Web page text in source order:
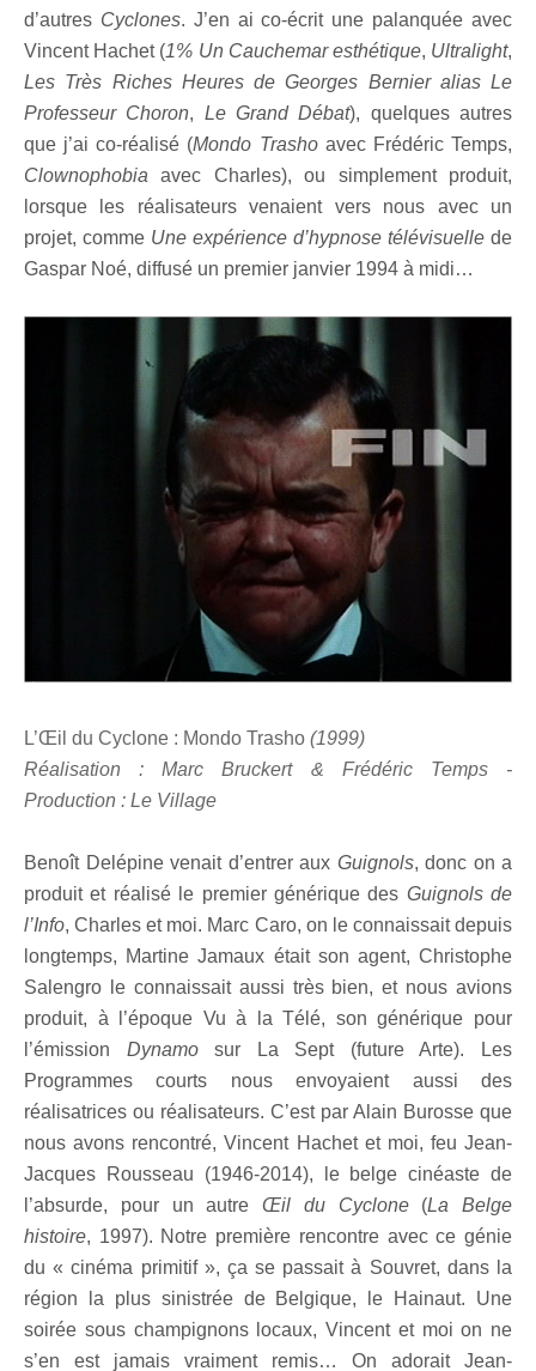
d’autres Cyclones. J’en ai co-écrit une palanquée avec
Vincent Hachet (1% Un Cauchemar esthétique, Ultralight,
Les Très Riches Heures de Georges Bernier alias Le
Professeur Choron, Le Grand Débat), quelques autres
que j’ai co-réalisé (Mondo Trashoavec Frédéric Temps,
Clownophobia avec Charles), ou simplement produit,
lorsque les réalisateurs venaient vers nous avec un
projet, comme Une expérience d’hypnose télévisuelle de
Gaspar Noé, diffusé un premier janvier 1994 à midi…
L’Œil du Cyclone : Mondo Trasho (1999)
Réalisation : Marc Bruckert & Frédéric Temps -
Production : Le Village
Benoît Delépine venait d’entrer aux Guignols, donc on a
produit et réalisé le premier générique des Guignols de
l’Info, Charles et moi. Marc Caro, on le connaissait depuis
longtemps, Martine Jamaux était son agent, Christophe
Salengro le connaissait aussi très bien, et nous avions
produit, à l’époque Vu à la Télé, son générique pour
l’émission Dynamosur La Sept (future Arte). Les
Programmes courts nous envoyaient aussi des
réalisatrices ou réalisateurs. C’est par Alain Burosse que
nous avons rencontré, Vincent Hachet et moi, feu Jean-
Jacques Rousseau (1946-2014), le belge cinéaste de
l’absurde, pour un autre Œil du Cyclone(La Belge
histoire, 1997). Notre première rencontre avec ce génie
du « cinéma primitif », ça se passait à Souvret, dans la
région la plus sinistrée de Belgique, le Hainaut. Une
soirée sous champignons locaux, Vincent et moi on ne
s’en est jamais vraiment remis… On adorait Jean-